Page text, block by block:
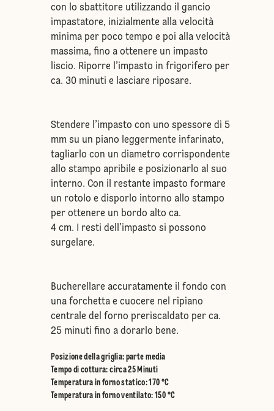
con lo sbattitore utilizzando il gancio
impastatore, inizialmente alla velocità
minima per poco tempo e poi alla velocità
massima, fino a ottenere un impasto
liscio. Riporre l’impasto in frigorifero per
ca. 30 minuti e lasciare riposare.
Stendere l’impasto con uno spessore di 5
mm su un piano leggermente infarinato,
tagliarlo con un diametro corrispondente
allo stampo apribile e posizionarlo al suo
interno. Con il restante impasto formare
un rotolo e disporlo intorno allo stampo
per ottenere un bordo alto ca.
4 cm. I resti dell’impasto si possono
surgelare.
Bucherellare accuratamente il fondo con
una forchetta e cuocere nel ripiano
centrale del forno preriscaldato per ca.
25 minuti fino a dorarlo bene.
Posizione della griglia: parte media
Tempo di cottura: circa 25 Minuti
Temperatura in forno statico:170 °C
Temperatura in forno ventilato: 150 °C